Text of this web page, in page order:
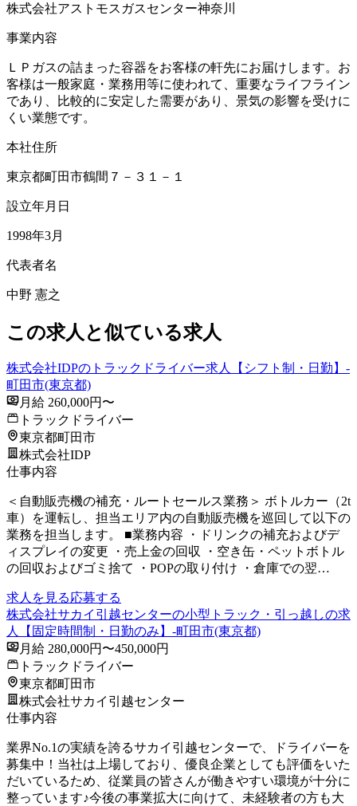
株式会社アストモスガスセンター神奈川
事業内容
ＬＰガスの詰まった容器をお客様の軒先にお届けします。お
客様は一般家庭・業務用等に使われて、重要なライフライン
であり、比較的に安定した需要があり、景気の影響を受けに
くい業態です。
本社住所
東京都町田市鶴間７－３１－１
設立年月日
1998年3月
代表者名
中野 憲之
この求人と似ている求人
株式会社IDPのトラックドライバー求人【シフト制・日勤】-
町田市(東京都)
月給 260,000円〜
トラックドライバー
東京都町田市
株式会社IDP
仕事内容
＜自動販売機の補充・ルートセールス業務＞ ボトルカー（2t
車）を運転し、担当エリア内の自動販売機を巡回して以下の
業務を担当します。 ■業務内容 ・ドリンクの補充およびデ
ィスプレイの変更 ・売上金の回収 ・空き缶・ペットボトル
の回収およびゴミ捨て ・POPの取り付け ・倉庫での翌…
求人を見る応募する
株式会社サカイ引越センターの小型トラック・引っ越しの求
人【固定時間制・日勤のみ】-町田市(東京都)
月給 280,000円〜450,000円
トラックドライバー
東京都町田市
株式会社サカイ引越センター
仕事内容
業界No.1の実績を誇るサカイ引越センターで、ドライバーを
募集中！当社は上場しており、優良企業としても評価をいた
だいているため、従業員の皆さんが働きやすい環境が十分に
整っています♪今後の事業拡大に向けて、未経験者の方も大